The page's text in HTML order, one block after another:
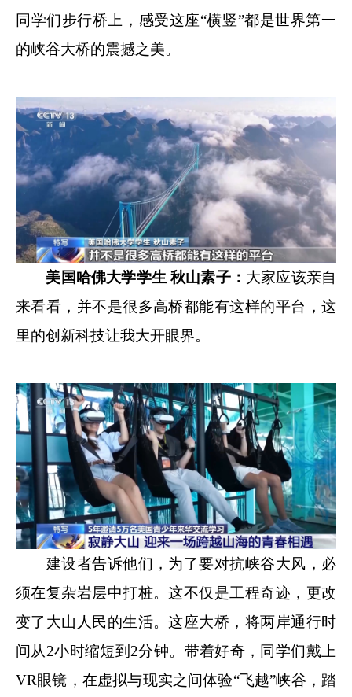
同学们步行桥上，感受这座“横竖”都是世界第一
的峡谷大桥的震撼之美。
美国哈佛大学学生 秋山素子： 大家应该亲自
来看看，并不是很多高桥都能有这样的平台，这
里的创新科技让我大开眼界。
建设者告诉他们，为了要对抗峡谷大风，必
须在复杂岩层中打桩。这不仅是工程奇迹，更改
变了大山人民的生活。这座大桥，将两岸通行时
间从2小时缩短到2分钟。带着好奇，同学们戴上
VR眼镜，在虚拟与现实之间体验“飞越”峡谷，踏